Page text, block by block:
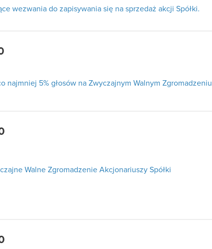
wezwania do zapisywania się na sprzedaż akcji Spółki.
najmniej 5% głosów na Zwyczajnym Walnym Zgromadzeniu
Walne Zgromadzenie Akcjonariuszy Spółki